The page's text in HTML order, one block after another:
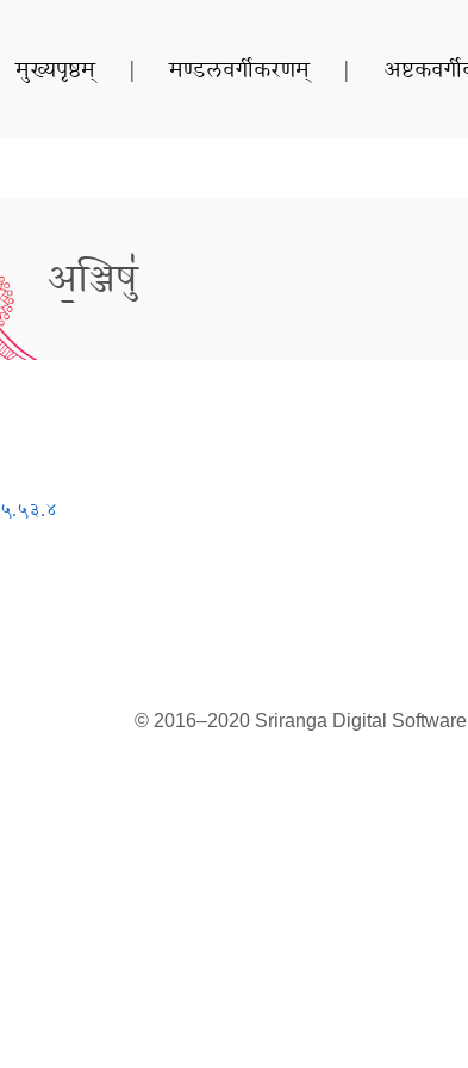
मुख्यपृष्ठम् | मण्डलवर्गीकरणम् |
अ॒ञ्जिषु॑
५.५३.४
© 2016–2020 Sriranga Digital